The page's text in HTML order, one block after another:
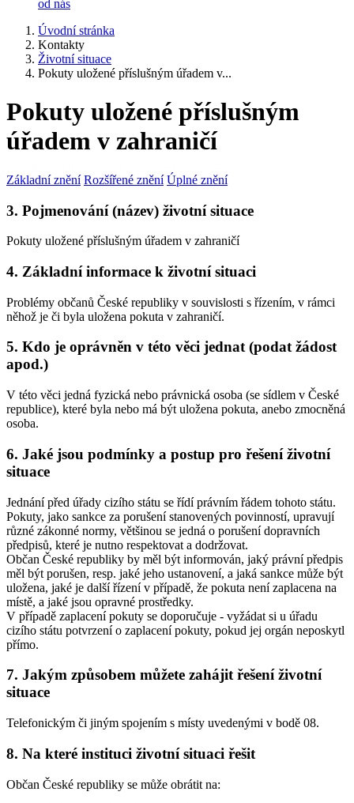
od nás
Úvodní stránka
Kontakty
Životní situace
Pokuty uložené příslušným úřadem v...
Pokuty uložené příslušným
úřadem v zahraničí
Základní znění Rozšířené znění Úplné znění
3. Pojmenování (název) životní situace
Pokuty uložené příslušným úřadem v zahraničí
4. Základní informace k životní situaci
Problémy občanů České republiky v souvislosti s řízením, v rámci
něhož je či byla uložena pokuta v zahraničí.
5. Kdo je oprávněn v této věci jednat (podat žádost
apod.)
V této věci jedná fyzická nebo právnická osoba (se sídlem v České
republice), které byla nebo má být uložena pokuta, anebo zmocněná
osoba.
6. Jaké jsou podmínky a postup pro řešení životní
situace
Jednání před úřady cizího státu se řídí právním řádem tohoto státu.
Pokuty, jako sankce za porušení stanovených povinností, upravují
různé zákonné normy, většinou se jedná o porušení dopravních
předpisů, které je nutno respektovat a dodržovat.
Občan České republiky by měl být informován, jaký právní předpis
měl být porušen, resp. jaké jeho ustanovení, a jaká sankce může být
uložena, jaké je další řízení v případě, že pokuta není zaplacena na
místě, a jaké jsou opravné prostředky.
V případě zaplacení pokuty se doporučuje - vyžádat si u úřadu
cizího státu potvrzení o zaplacení pokuty, pokud jej orgán neposkytl
přímo.
7. Jakým způsobem můžete zahájit řešení životní
situace
Telefonickým či jiným spojením s místy uvedenými v bodě 08.
8. Na které instituci životní situaci řešit
Občan České republiky se může obrátit na: